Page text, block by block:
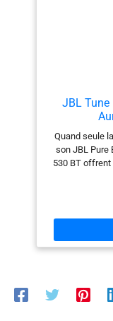
même
JBL Tune
Quand seule
son JBL Pure
530 BT
autonomie
heures
avec un câble
clairs :
exceptionnelle.